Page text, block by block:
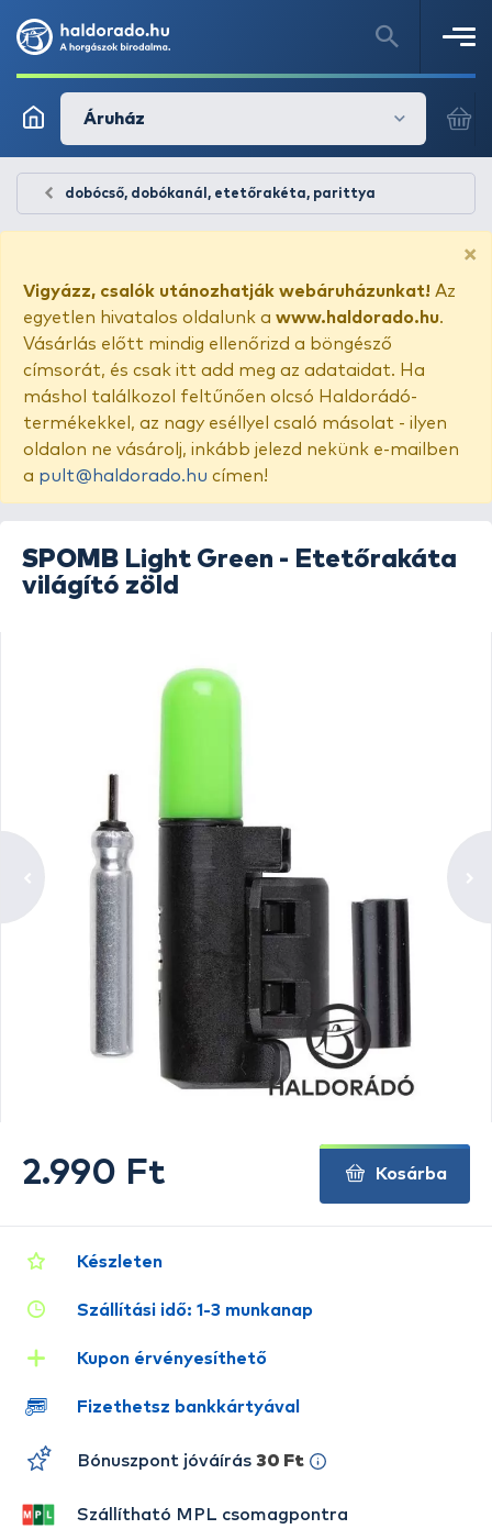
Áruház
dobócső, dobókanál, etetőrakéta, parittya
×
Vigyázz, csalók utánozhatják webáruházunkat! Az
egyetlen hivatalos oldalunk a www.haldorado.hu.
Vásárlás előtt mindig ellenőrizd a böngésző
címsorát, és csak itt add meg az adataidat. Ha
máshol találkozol feltűnően olcsó Haldorádó-
termékekkel, az nagy eséllyel csaló másolat - ilyen
oldalon ne vásárolj, inkább jelezd nekünk e-mailben
a pult@haldorado.hu címen!
SPOMB Light Green - Etetőrakáta
világító zöld
Készleten
Szállítási idő: 1-3 munkanap
Kupon érvényesíthető
Fizethetsz bankkártyával
Bónuszpont jóváírás 30 Ft
Szállítható MPL csomagpontra
2.990 Ft Kosárba